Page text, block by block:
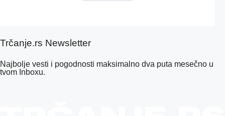
Trčanje.rs Newsletter
Najbolje vesti i pogodnosti maksimalno dva puta mesečno u
tvom Inboxu.